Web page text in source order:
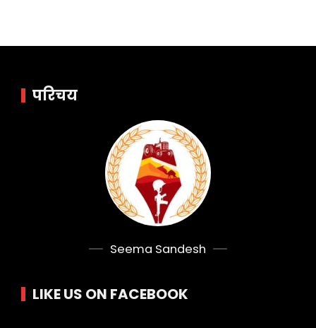
परिचय
Seema Sandesh
LIKE US ON FACEBOOK